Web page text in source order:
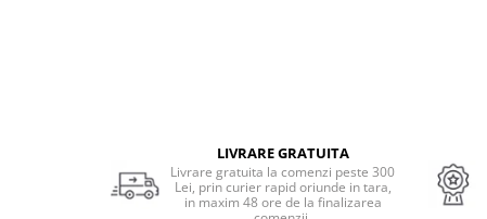
Cadouri Motociclisti
LIVRARE GRATUITA
Livrare gratuita la comenzi peste 300
Lei, prin curier rapid oriunde in tara,
in maxim 48 ore de la finalizarea